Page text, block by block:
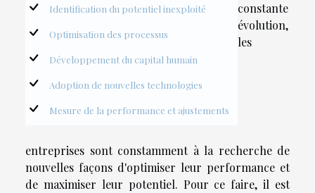
Identification du potentiel inexploité
Optimisation des processus
Développement du capital humain
Adoption de nouvelles technologies
Mesure de la performance et ajustements
constante
évolution,
les
entreprises sont constamment à la recherche de
nouvelles façons d'optimiser leur performance et
de maximiser leur potentiel. Pour ce faire, il est